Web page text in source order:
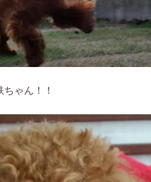
ゃん！！